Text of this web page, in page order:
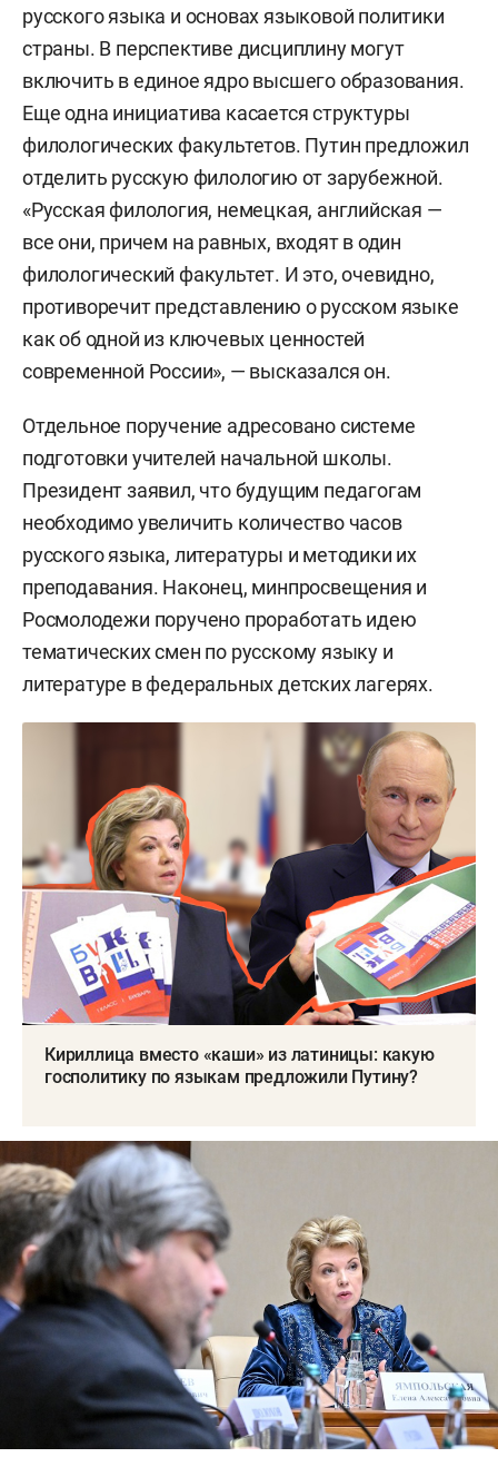
русского языка и основах языковой политики
страны. В перспективе дисциплину могут
включить в единое ядро высшего образования.
Еще одна инициатива касается структуры
филологических факультетов. Путин предложил
отделить русскую филологию от зарубежной.
«Русская филология, немецкая, английская —
все они, причем на равных, входят в один
филологический факультет. И это, очевидно,
противоречит представлению о русском языке
как об одной из ключевых ценностей
современной России», — высказался он.
Отдельное поручение адресовано системе
подготовки учителей начальной школы.
Президент заявил, что будущим педагогам
необходимо увеличить количество часов
русского языка, литературы и методики их
преподавания. Наконец, минпросвещения и
Росмолодежи поручено проработать идею
тематических смен по русскому языку и
литературе в федеральных детских лагерях.
Кириллица вместо «каши» из латиницы: какую
госполитику по языкам предложили Путину?